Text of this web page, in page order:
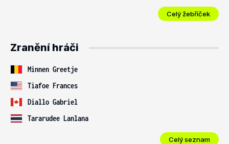
Celý žebříček
Zranění hráči
Minnen Greetje
Tiafoe Frances
Diallo Gabriel
Tararudee Lanlana
Celý seznam